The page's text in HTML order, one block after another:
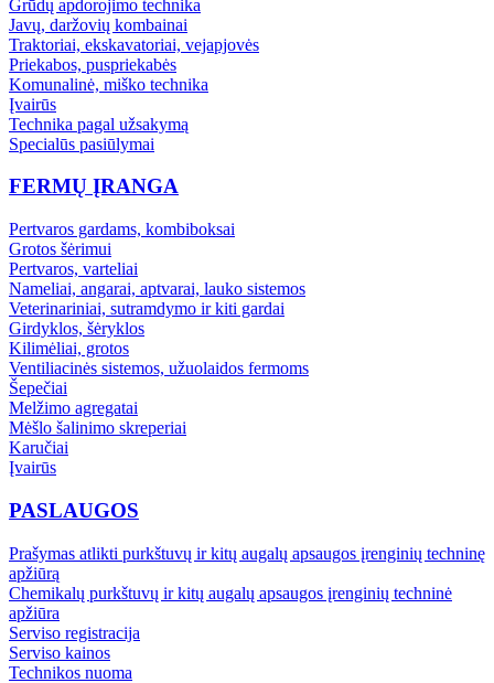
Grūdų apdorojimo technika
Javų, daržovių kombainai
Traktoriai, ekskavatoriai, vejapjovės
Priekabos, puspriekabės
Komunalinė, miško technika
Įvairūs
Technika pagal užsakymą
Specialūs pasiūlymai
FERMŲ ĮRANGA
Pertvaros gardams, kombiboksai
Grotos šėrimui
Pertvaros, varteliai
Nameliai, angarai, aptvarai, lauko sistemos
Veterinariniai, sutramdymo ir kiti gardai
Girdyklos, šėryklos
Kilimėliai, grotos
Ventiliacinės sistemos, užuolaidos fermoms
Šepečiai
Melžimo agregatai
Mėšlo šalinimo skreperiai
Karučiai
Įvairūs
PASLAUGOS
Prašymas atlikti purkštuvų ir kitų augalų apsaugos įrenginių techninę
apžiūrą
Chemikalų purkštuvų ir kitų augalų apsaugos įrenginių techninė
apžiūra
Serviso registracija
Serviso kainos
Technikos nuoma